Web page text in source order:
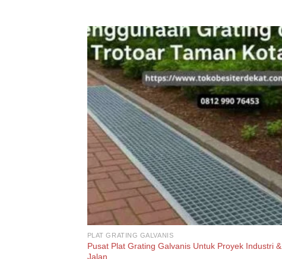
PLAT GRATING GALVANIS
Pusat Plat Grating Galvanis Untuk Proyek Industri &
Jalan